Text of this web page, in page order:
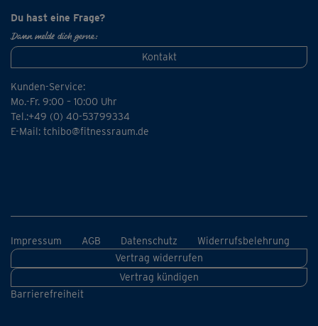
Du hast eine Frage?
Dann melde dich gerne:
Kontakt
Kunden-Service:
Mo.-Fr. 9:00 – 10:00 Uhr
Tel.:+49 (0) 40-53799334
E-Mail: tchibo@fitnessraum.de
Impressum AGB Datenschutz
Widerrufsbelehrung
Vertrag widerrufen
Vertrag kündigen
Barrierefreiheit